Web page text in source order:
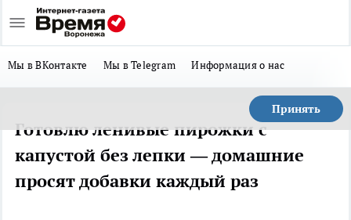
Мы в ВКонтакте Мы в Telegram Информация о нас
Принять
Готовлю ленивые пирожки с
капустой без лепки — домашние
просят добавки каждый раз